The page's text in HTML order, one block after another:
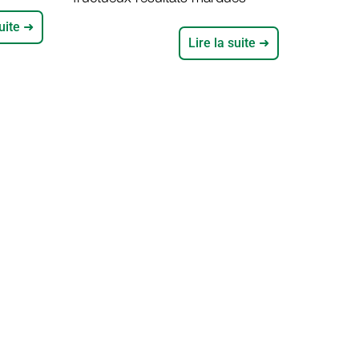
➜
de la dynamique nationale de
promotion des produits locaux, le
Lire la suite ➜